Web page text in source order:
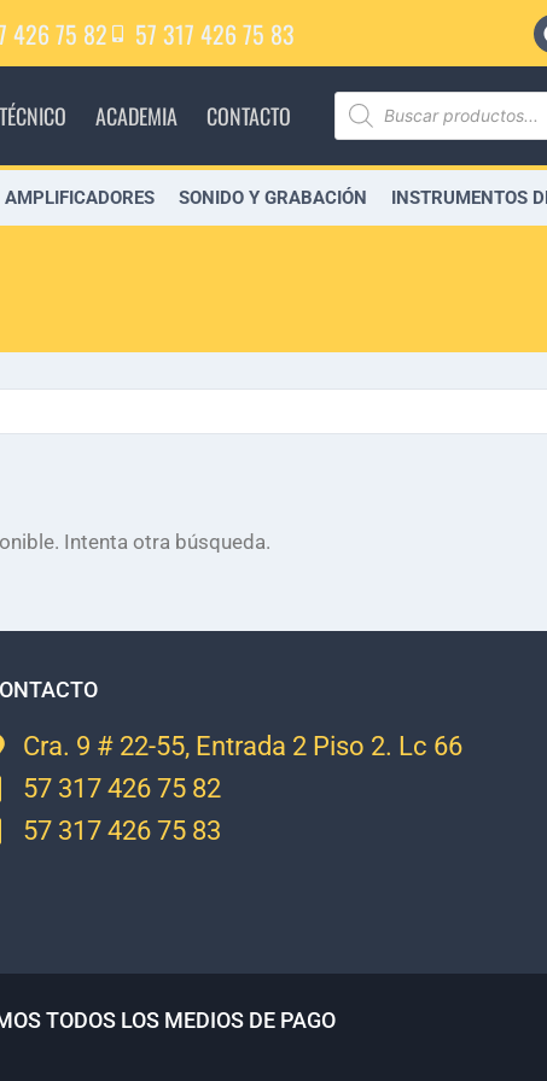
426 75 82 57 317 426 75 83
ACADEMIA CONTACTO
AMPLIFICADORES SONIDO Y GRABACIÓN INSTRUMENTOS
Intenta otra búsqueda.
Cra. 9 # 22-55, Entrada 2 Piso 2. Lc 66
57 317 426 75 82
57 317 426 75 83
TODOS LOS MEDIOS DE PAGO